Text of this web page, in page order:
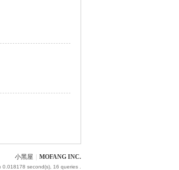
小黑屋 MOFANG INC.
0.018178 second(s), 16 queries .